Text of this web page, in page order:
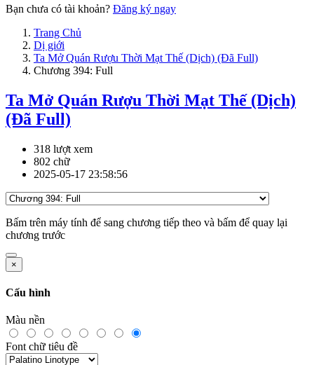
Bạn chưa có tài khoản? Đăng ký ngay
Trang Chủ
Dị giới
Ta Mở Quán Rượu Thời Mạt Thế (Dịch) (Đã Full)
Chương 394: Full
Ta Mở Quán Rượu Thời Mạt Thế (Dịch)
(Đã Full)
318 lượt xem
802 chữ
2025-05-17 23:58:56
Bấm trên máy tính để sang chương tiếp theo và bấm để quay lại
chương trước
×
Cấu hình
Màu nền
Font chữ tiêu đề